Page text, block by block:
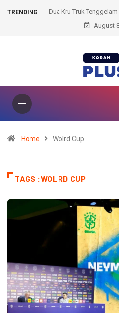
TRENDING
di Sungai Baung, Satu Ditemukan
August
Home Wolrd Cup
TAGS :WOLRD CUP